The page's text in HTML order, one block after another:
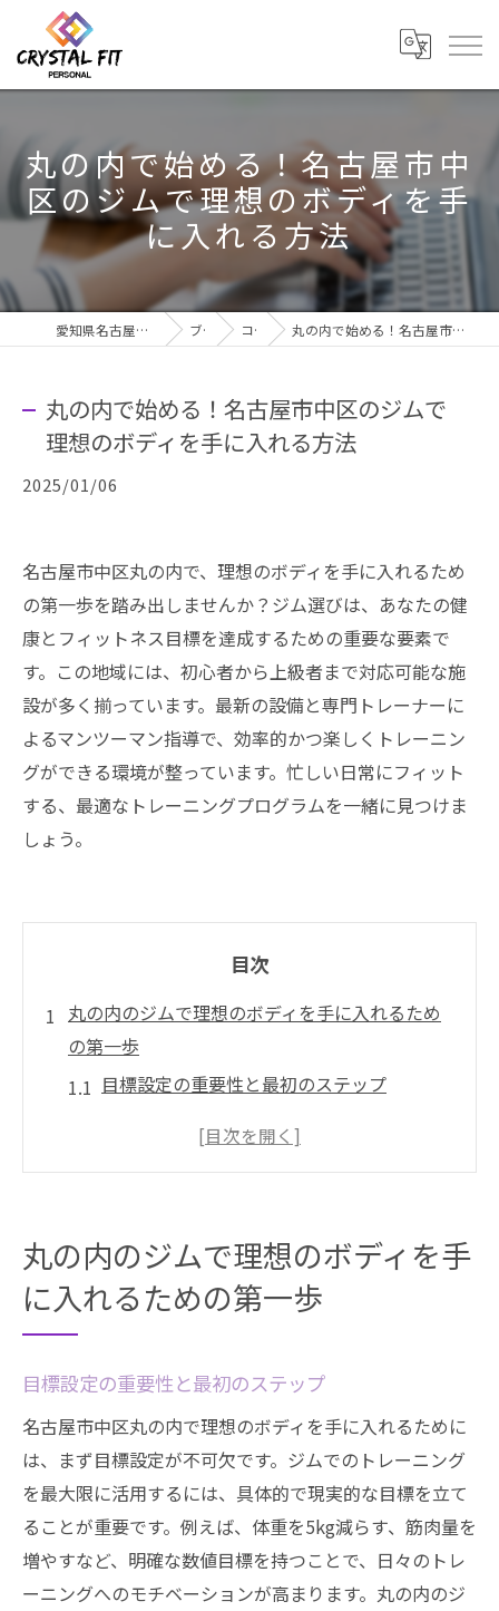
丸の内で始める！名古屋市中
区のジムで理想のボディを手
に入れる方法
愛知県名古屋市のジムならCRYSTAL Fit ブログ コラム 丸の内で始める！名古屋市中区のジムで理想のボディを手に入れる方法
丸の内で始める！名古屋市中区のジムで
理想のボディを手に入れる方法
2025/01/06
名古屋市中区丸の内で、理想のボディを手に入れるため
の第一歩を踏み出しませんか？ジム選びは、あなたの健
康とフィットネス目標を達成するための重要な要素で
す。この地域には、初心者から上級者まで対応可能な施
設が多く揃っています。最新の設備と専門トレーナーに
よるマンツーマン指導で、効率的かつ楽しくトレーニン
グができる環境が整っています。忙しい日常にフィット
する、最適なトレーニングプログラムを一緒に見つけま
しょう。
目次
丸の内のジムで理想のボディを手に入れるため
の第一歩
目標設定の重要性と最初のステップ
丸の内でのジム選びの基本
ジムでのルーティンを楽しむためのコツ
丸の内でのトレーニングを最大限に活用す
名古屋市中区のジム選びが健康とフィットネス
に重要な理由
地域のジムが提供する健康効果
ジム選びがフィットネス目標に与える影響
環境がトレーニング成果に与える役割
プロのトレーナーが健康維持に寄与する理
由
丸の内のジムで理想のボディを手
に入れるための第一歩
目標設定の重要性と最初のステップ
名古屋市中区丸の内で理想のボディを手に入れるために
は、まず目標設定が不可欠です。ジムでのトレーニング
を最大限に活用するには、具体的で現実的な目標を立て
ることが重要です。例えば、体重を5kg減らす、筋肉量を
増やすなど、明確な数値目標を持つことで、日々のトレ
ーニングへのモチベーションが高まります。丸の内のジ